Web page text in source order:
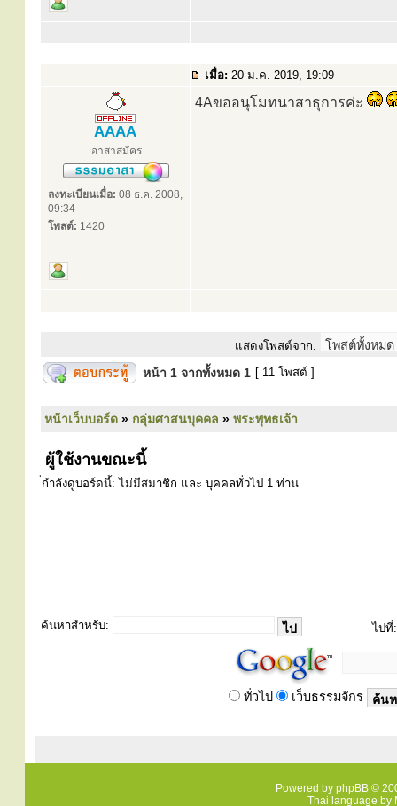
เมื่อ: 20 ม.ค. 2019, 19:09
AAAA
อาสาสมัคร
ลงทะเบียนเมื่อ: 08 ธ.ค. 2008,
09:34
โพสต์: 1420
4Aขออนุโมทนาสาธุการค่ะ
แสดงโพสต์จาก:
หน้า 1 จากทั้งหมด 1 [ 11 โพสต์ ]
หน้าเว็บบอร์ด » กลุ่มศาสนบุคคล » พระพุทธเจ้า
ผู้ใช้งานขณะนี้
่กำลังดูบอร์ดนี้: ไม่มีสมาชิก และ บุคคลทั่วไป 1 ท่าน
ค้นหาสำหรับ: ไปที่:
ทั่วไป เว็บธรรมจักร
Powered by phpBB ©
Thai language by